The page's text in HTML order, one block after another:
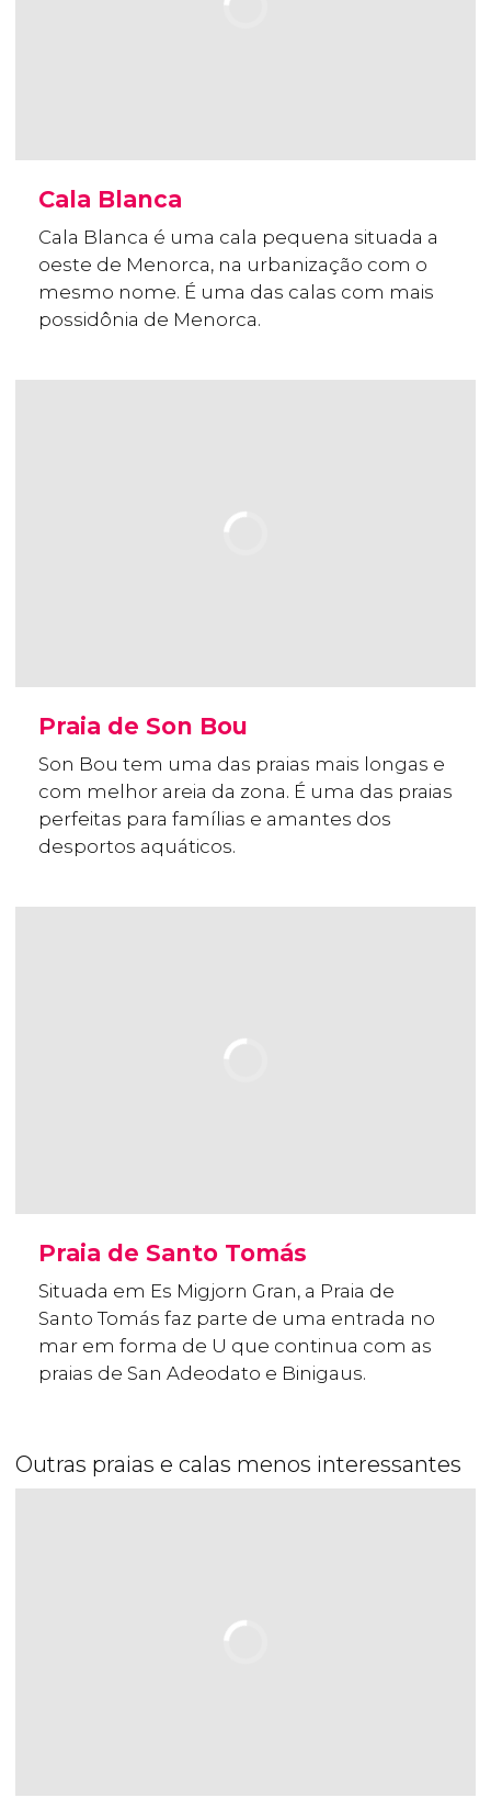
Cala Blanca
Cala Blanca é uma cala pequena situada a
oeste de Menorca, na urbanização com o
mesmo nome. É uma das calas com mais
possidônia de Menorca.
Praia de Son Bou
Son Bou tem uma das praias mais longas e
com melhor areia da zona. É uma das praias
perfeitas para famílias e amantes dos
desportos aquáticos.
Praia de Santo Tomás
Situada em Es Migjorn Gran, a Praia de
Santo Tomás faz parte de uma entrada no
mar em forma de U que continua com as
praias de San Adeodato e Binigaus.
Outras praias e calas menos interessantes